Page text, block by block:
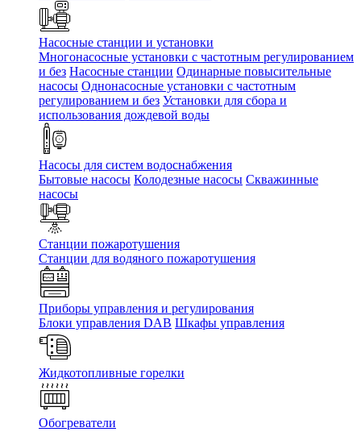
Насосные станции и установки
Многонасосные установки с частотным регулированием
и без Насосные станции Одинарные повысительные
насосы Однонасосные установки с частотным
регулированием и без Установки для сбора и
использования дождевой воды
Насосы для систем водоснабжения
Бытовые насосы Колодезные насосы Скважинные
насосы
Станции пожаротушения
Станции для водяного пожаротушения
Приборы управления и регулирования
Блоки управления DAB Шкафы управления
Жидкотопливные горелки
Обогреватели